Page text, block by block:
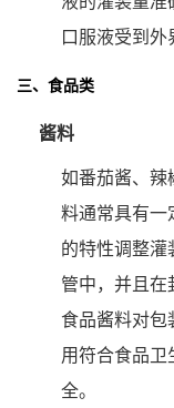
口服液受到外
三、食品类
酱料
如番茄酱、辣
料通常具有一
的特性调整
管中，并且在
食品酱料对包
用符合食品卫
全。